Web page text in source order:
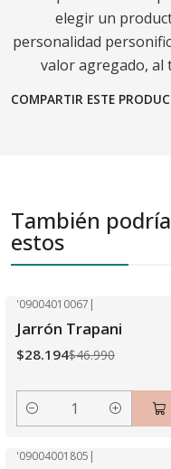
elegir un
personalidad
valor agregado, al
COMPARTIR ESTE
También
estos
'09004010067 |
Jarrón Trapani
$28.194$46.990
Cantidad
'09004001805 |